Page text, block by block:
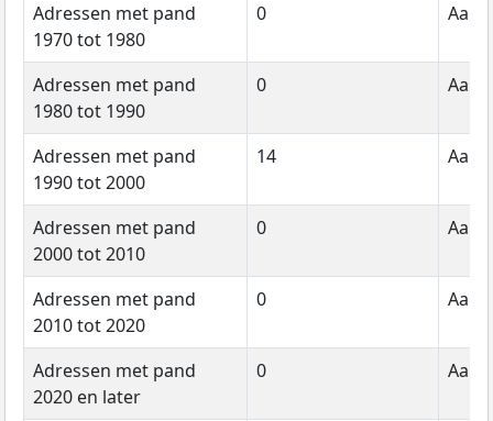
Adressen met pand
1970 tot 1980
0
Adressen met pand
1980 tot 1990
0
Adressen met pand
1990 tot 2000
14
Adressen met pand
2000 tot 2010
0
Adressen met pand
2010 tot 2020
0
Adressen met pand
2020 en later
0